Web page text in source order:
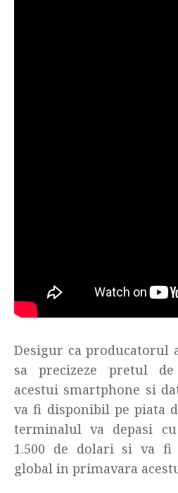
Desigur ca producatorul
sa precizeze pretul
acestui smartphone si
va fi disponibil pe piata
terminalul va depasi
1.500 de dolari si va
global in primavara